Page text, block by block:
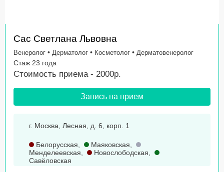
Сас Светлана Львовна
Венеролог • Дерматолог • Косметолог • Дерматовенеролог
Стаж 23 года
Стоимость приема - 2000р.
Запись на прием
г. Москва, Лесная, д. 6, корп. 1
Белорусская Маяковская
Менделеевская
Новослободская
Савёловская